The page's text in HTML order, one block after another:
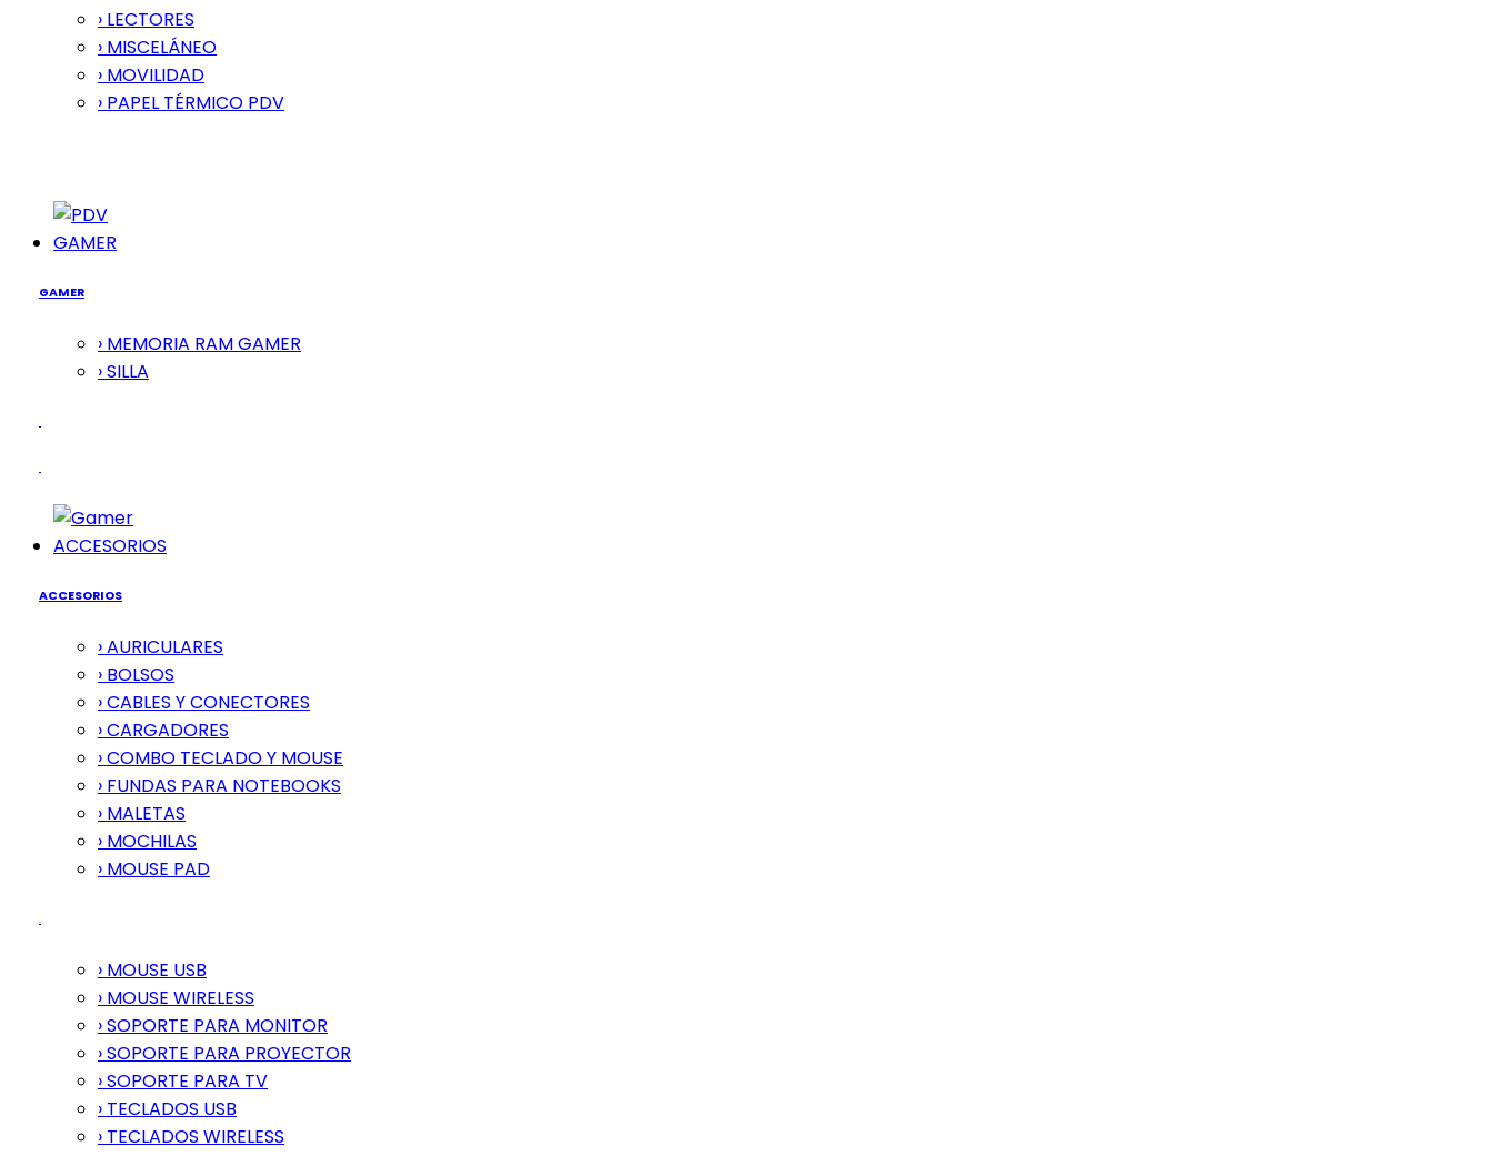
› LECTORES
› MISCELÁNEO
› MOVILIDAD
› PAPEL TÉRMICO PDV
GAMER
GAMER
› MEMORIA RAM GAMER
› SILLA
ACCESORIOS
ACCESORIOS
› AURICULARES
› BOLSOS
› CABLES Y CONECTORES
› CARGADORES
› COMBO TECLADO Y MOUSE
› FUNDAS PARA NOTEBOOKS
› MALETAS
› MOCHILAS
› MOUSE PAD
› MOUSE USB
› MOUSE WIRELESS
› SOPORTE PARA MONITOR
› SOPORTE PARA PROYECTOR
› SOPORTE PARA TV
› TECLADOS USB
› TECLADOS WIRELESS